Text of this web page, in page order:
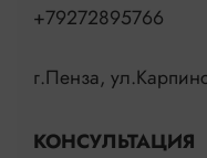
Изготовление: PRC.
+79272895766
г.Пенза,
КОНСУЛЬТАЦИЯ